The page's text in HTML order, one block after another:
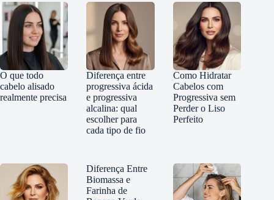
O que todo
cabelo alisado
realmente precisa
Diferença entre
progressiva ácida
e progressiva
alcalina: qual
escolher para
cada tipo de fio
Como Hidratar
Cabelos com
Progressiva sem
Perder o Liso
Perfeito
Diferença Entre
Biomassa e
Farinha de